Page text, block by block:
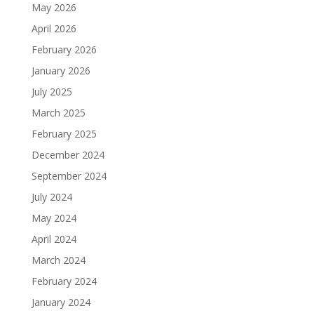
May 2026
April 2026
February 2026
January 2026
July 2025
March 2025
February 2025
December 2024
September 2024
July 2024
May 2024
April 2024
March 2024
February 2024
January 2024